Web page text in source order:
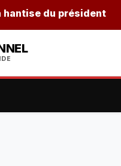
du président